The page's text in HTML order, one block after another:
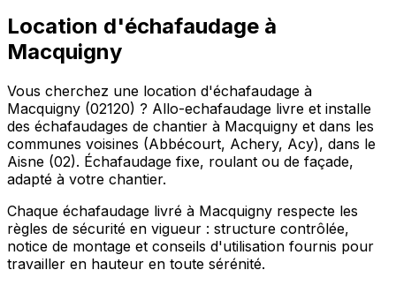
Location d'échafaudage à
Macquigny
Vous cherchez une location d'échafaudage à
Macquigny (02120) ? Allo-echafaudage livre et installe
des échafaudages de chantier à Macquigny et dans les
communes voisines (Abbécourt, Achery, Acy), dans le
Aisne (02). Échafaudage fixe, roulant ou de façade,
adapté à votre chantier.
Chaque échafaudage livré à Macquigny respecte les
règles de sécurité en vigueur : structure contrôlée,
notice de montage et conseils d'utilisation fournis pour
travailler en hauteur en toute sérénité.